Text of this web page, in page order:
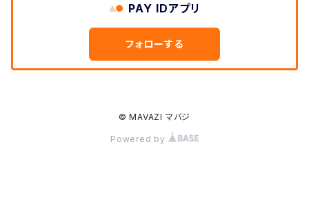
FERNAND LEATHER
PAY IDアプリ
フォローする
© MAVAZI マバジ
Powered by